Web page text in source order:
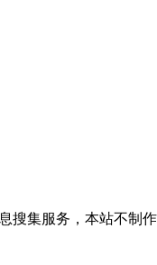
集服务，本站不制